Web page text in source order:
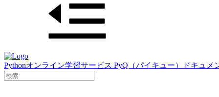
Pythonオンライン学習サービス PyQ（パイキュー）ドキュメ